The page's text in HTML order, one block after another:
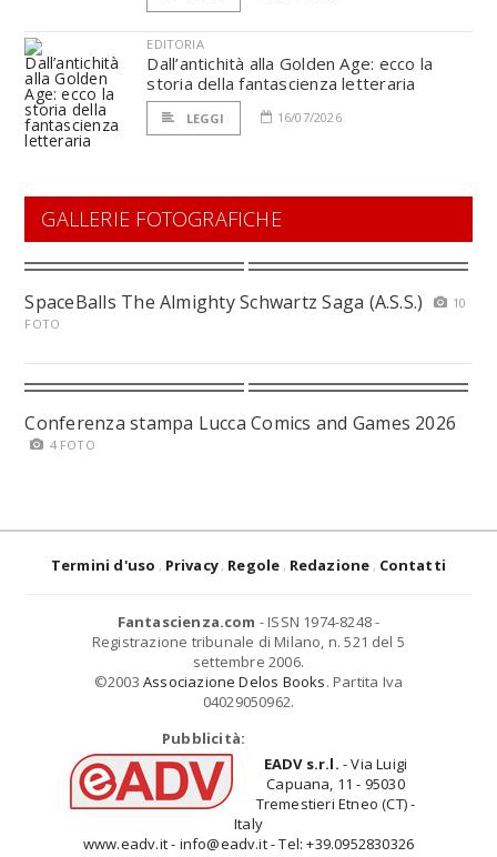
EDITORIA
Dall’antichità alla Golden Age: ecco la
storia della fantascienza letteraria
LEGGI 16/07/2026
GALLERIE FOTOGRAFICHE
SpaceBalls The Almighty Schwartz Saga (A.S.S.)
10
FOTO
Conferenza stampa Lucca Comics and Games 2026
4 FOTO
Termini d'uso Privacy Regole Redazione Contatti
Fantascienza.com - ISSN 1974-8248 -
Registrazione tribunale di Milano, n. 521 del 5
settembre 2006.
©2003 Associazione Delos Books. Partita Iva
04029050962.
Pubblicità:
EADV s.r.l. - Via Luigi
Capuana, 11 - 95030
Tremestieri Etneo (CT) -
Italy
www.eadv.it - info@eadv.it - Tel: +39.0952830326